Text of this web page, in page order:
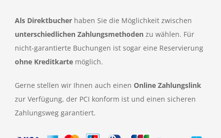
Als Direktbucher haben Sie die Möglichkeit zwischen
unterschiedlichen Zahlungsmethoden zu wählen. Für
nicht-garantierte Buchungen ist sogar eine Reservierung
ohne Kreditkarte möglich.
Gerne stellen wir Ihnen auch einen Online Zahlungslink
zur Verfügung, der PCI konform ist und einen sicheren
Zahlungsweg garantiert.